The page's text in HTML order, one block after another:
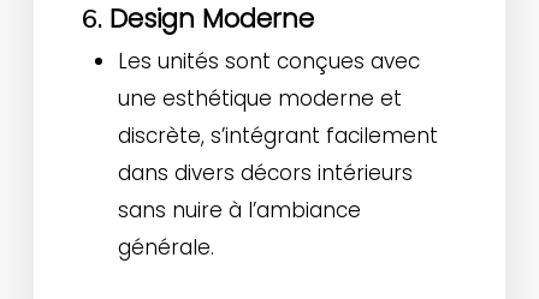
6. Design Moderne
Les unités sont conçues avec
une esthétique moderne et
discrète, s’intégrant facilement
dans divers décors intérieurs
sans nuire à l’ambiance
générale.